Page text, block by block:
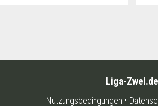
Liga-Zwei.de
Nutzungsbedingungen